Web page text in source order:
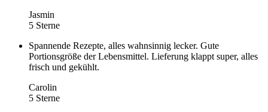
Jasmin
5 Sterne
Spannende Rezepte, alles wahnsinnig lecker. Gute
Portionsgröße der Lebensmittel. Lieferung klappt super, alles
frisch und gekühlt.
Carolin
5 Sterne